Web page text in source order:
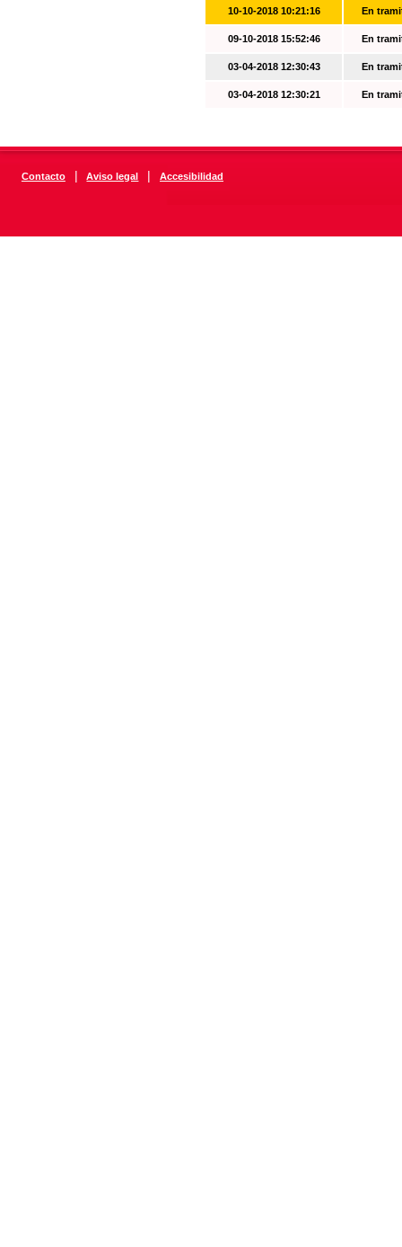
10-10-2018 10:21:16 En
09-10-2018 15:52:46 En
03-04-2018 12:30:43 En
03-04-2018 12:30:21 En
Contacto | Aviso legal | Accesibilidad